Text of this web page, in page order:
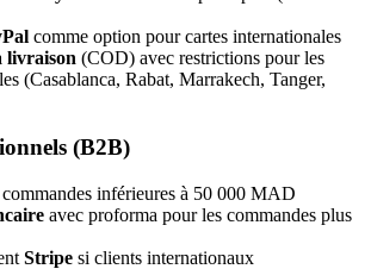
comme option pour cartes internationales
livraison (COD) avec restrictions pour les
(Casablanca, Rabat, Marrakech, Tanger,
(B2B)
inférieures à 50 000 MAD
avec proforma pour les commandes plus
Stripe si clients internationaux